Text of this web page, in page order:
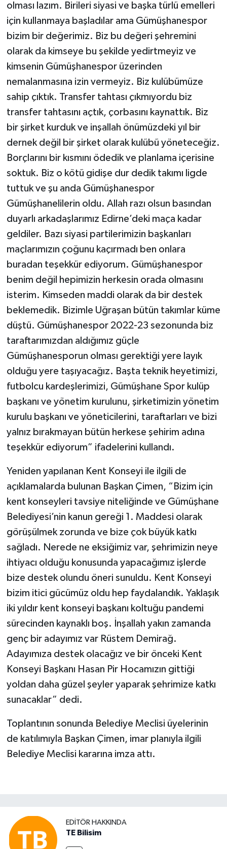
olması lazım. Birileri siyasi ve başka türlü emelleri
için kullanmaya başladılar ama Gümüşhanespor
bizim bir değerimiz. Biz bu değeri şehremini
olarak da kimseye bu şekilde yedirtmeyiz ve
kimsenin Gümüşhanespor üzerinden
nemalanmasına izin vermeyiz. Biz kulübümüze
sahip çıktık. Transfer tahtası çıkmıyordu biz
transfer tahtasını açtık, çorbasını kaynattık. Biz
bir şirket kurduk ve inşallah önümüzdeki yıl bir
dernek değil bir şirket olarak kulübü yöneteceğiz.
Borçlarını bir kısmını ödedik ve planlama içerisine
soktuk. Biz o kötü gidişe dur dedik takımı ligde
tuttuk ve şu anda Gümüşhanespor
Gümüşhanelilerin oldu. Allah razı olsun basından
duyarlı arkadaşlarımız Edirne’deki maça kadar
geldiler. Bazı siyasi partilerimizin başkanları
maçlarımızın çoğunu kaçırmadı ben onlara
buradan teşekkür ediyorum. Gümüşhanespor
benim değil hepimizin herkesin orada olmasını
isterim. Kimseden maddi olarak da bir destek
beklemedik. Bizimle Uğraşan bütün takımlar küme
düştü. Gümüşhanespor 2022-23 sezonunda biz
taraftarımızdan aldığımız güçle
Gümüşhanesporun olması gerektiği yere layık
olduğu yere taşıyacağız. Başta teknik heyetimizi,
futbolcu kardeşlerimizi, Gümüşhane Spor kulüp
başkanı ve yönetim kurulunu, şirketimizin yönetim
kurulu başkanı ve yöneticilerini, taraftarları ve bizi
yalnız bırakmayan bütün herkese şehirim adına
teşekkür ediyorum” ifadelerini kullandı.
Yeniden yapılanan Kent Konseyi ile ilgili de
açıklamalarda bulunan Başkan Çimen, “Bizim için
kent konseyleri tavsiye niteliğinde ve Gümüşhane
Belediyesi’nin kanun gereği 1. Maddesi olarak
görüşülmek zorunda ve bize çok büyük katkı
sağladı. Nerede ne eksiğimiz var, şehrimizin neye
ihtiyacı olduğu konusunda yapacağımız işlerde
bize destek olundu öneri sunuldu. Kent Konseyi
bizim itici gücümüz oldu hep faydalandık. Yaklaşık
iki yıldır kent konseyi başkanı koltuğu pandemi
sürecinden kaynaklı boş. İnşallah yakın zamanda
genç bir adayımız var Rüstem Demirağ.
Adayımıza destek olacağız ve bir önceki Kent
Konseyi Başkanı Hasan Pir Hocamızın gittiği
yoldan daha güzel şeyler yaparak şehrimize katkı
sunacaklar” dedi.
Toplantının sonunda Belediye Meclisi üyelerinin
de katılımıyla Başkan Çimen, imar planıyla ilgili
Belediye Meclisi kararına imza attı.
EDITÖR HAKKINDA
TE Bilisim